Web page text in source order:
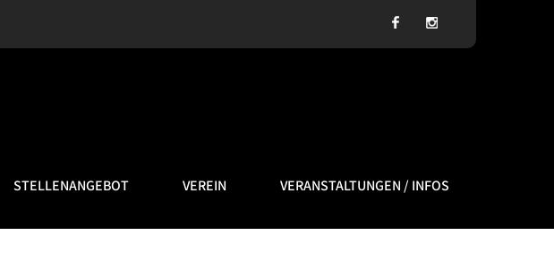
STELLENANGEBOT VEREIN VERANSTALTUNGEN / INFOS